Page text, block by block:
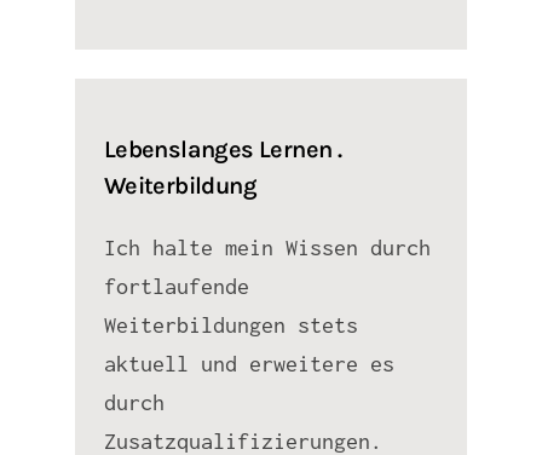
Lebenslanges Lernen .
Weiterbildung
Ich halte mein Wissen durch
fortlaufende
Weiterbildungen stets
aktuell und erweitere es
durch
Zusatzqualifizierungen.